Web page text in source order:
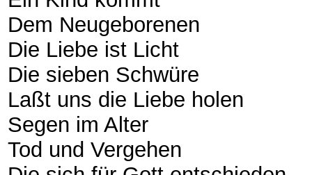
Dem Neugeborenen
Die Liebe ist Licht
Die sieben Schwüre
Laßt uns die Liebe holen
Segen im Alter
Tod und Vergehen